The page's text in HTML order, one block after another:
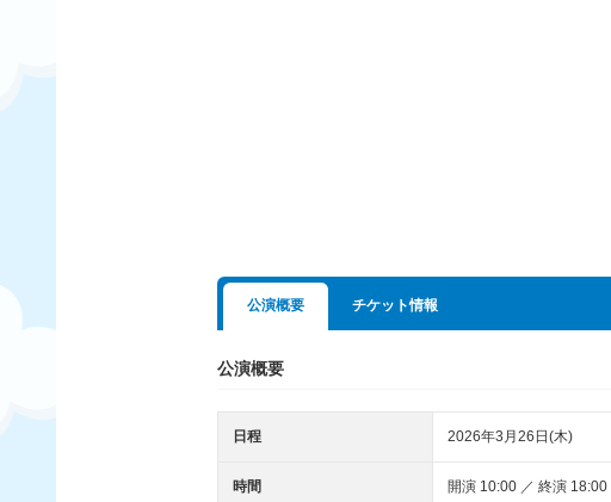
公演概要 チケット情報
公演概要
日程 2026年3月26日(木)
時間 開演 10:00 ／ 終演 18:00